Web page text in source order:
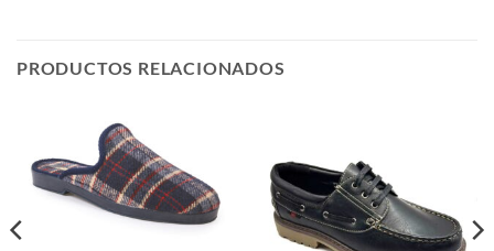
PRODUCTOS RELACIONADOS